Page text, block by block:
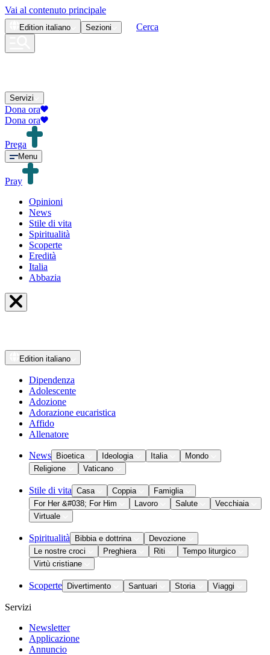
Vai al contenuto principale
Edition italiano Sezioni Cerca
Servizi
Dona ora
Dona ora
Prega
Menu
Pray
Opinioni
News
Stile di vita
Spiritualità
Scoperte
Eredità
Italia
Abbazia
Edition italiano
Dipendenza
Adolescente
Adozione
Adorazione eucaristica
Affido
Allenatore
News Bioetica Ideologia Italia
Mondo
Religione
Vaticano
Stile di vita Casa Coppia
Famiglia
For Her &#038; For Him
Lavoro Salute
Vecchiaia
Virtuale
Spiritualità Bibbia e dottrina
Devozione
Le nostre croci
Preghiera Riti
Tempo liturgico
Virtù cristiane
Scoperte Divertimento Santuari Storia Viaggi
Servizi
Newsletter
Applicazione
Annuncio